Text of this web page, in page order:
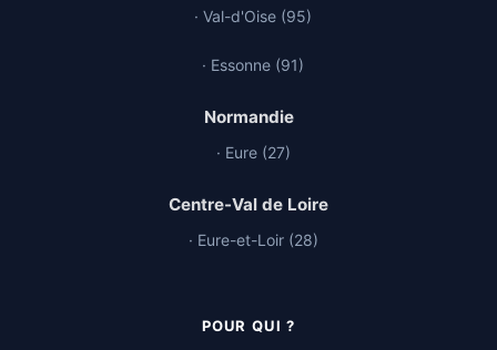
· Val-d'Oise (95)
· Essonne (91)
Normandie
· Eure (27)
Centre-Val de Loire
· Eure-et-Loir (28)
POUR QUI ?